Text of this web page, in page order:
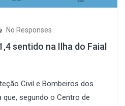
No Responses
sentido na Ilha do Faial
Civil e Bombeiros dos
segundo o Centro de